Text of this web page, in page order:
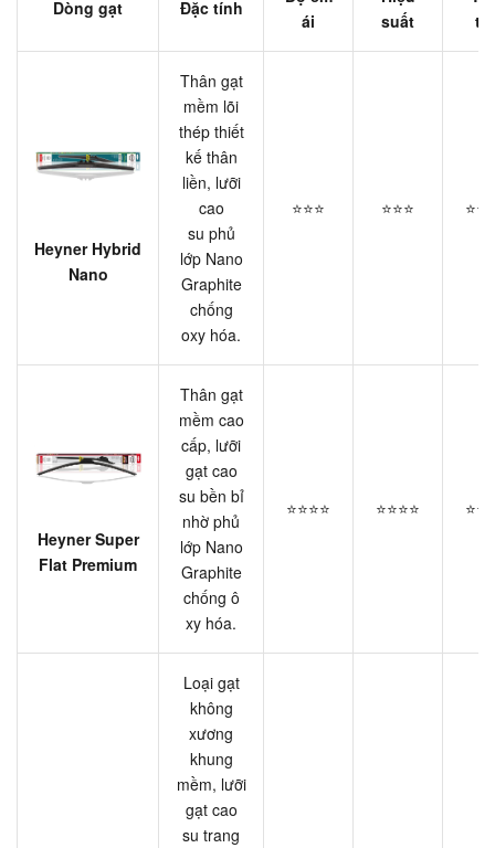
Dòng gạt Đặc tính
ái
suất
Heyner Hybrid
Nano
Thân gạt
mềm lõi
thép thiết
kế thân
liền, lưỡi
cao
su phủ
lớp Nano
Graphite
chống
oxy hóa.
⭐⭐⭐ ⭐⭐⭐
Heyner Super
Flat Premium
Thân gạt
mềm cao
cấp, lưỡi
gạt cao
su bền bỉ
nhờ phủ
lớp Nano
Graphite
chống ô
xy hóa.
⭐⭐⭐⭐ ⭐⭐⭐⭐
Loại gạt
không
xương
khung
mềm, lưỡi
gạt cao
su trang